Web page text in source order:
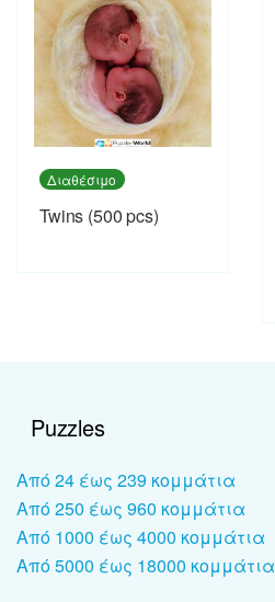
Διαθέσιμο
Twins (500 pcs)
Puzzles
Από 24 έως 239 κομμάτια
Από 250 έως 960 κομμάτια
Από 1000 έως 4000 κομμάτια
Από 5000 έως 18000 κομμάτια